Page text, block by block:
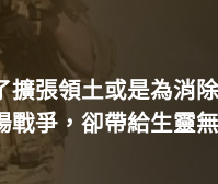
擴張領土或是為
爭，卻帶給生靈